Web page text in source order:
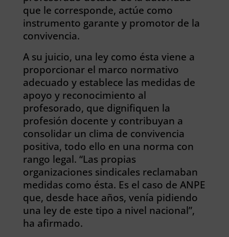
que le corresponde, actúe como
instrumento garante y promotor de la
convivencia.
A su juicio, una ley como ésta viene a
proporcionar el marco normativo
adecuado y establece las medidas de
apoyo y reconocimiento al
profesorado, que dignifiquen la
profesión docente y contribuyan a
consolidar un clima de convivencia
positiva, todo ello en una norma con
rango legal. “Las propias
organizaciones sindicales reclamaban
medidas como ésta. Es el caso de ANPE
que, desde hace años, venía pidiendo
una ley de este tipo a nivel nacional”,
ha afirmado.